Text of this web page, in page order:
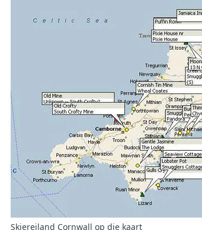
Skiereiland Cornwall op die kaart